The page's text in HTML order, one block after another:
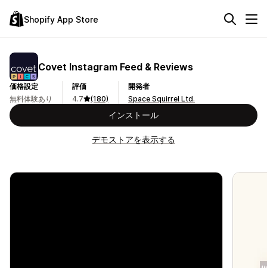
Shopify App Store
Covet Instagram Feed & Reviews
価格設定
無料体験あり
評価
4.7
(180)
開発者
Space Squirrel Ltd.
インストール
デモストアを表示する